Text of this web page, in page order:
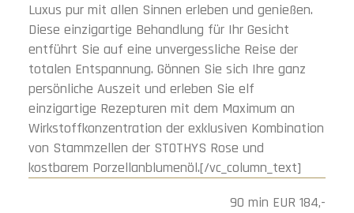
Luxus pur mit allen Sinnen erleben und genießen.
Diese einzigartige Behandlung für Ihr Gesicht
entführt Sie auf eine unvergessliche Reise der
totalen Entspannung. Gönnen Sie sich Ihre ganz
persönliche Auszeit und erleben Sie elf
einzigartige Rezepturen mit dem Maximum an
Wirkstoffkonzentration der exklusiven Kombination
von Stammzellen der STOTHYS Rose und
kostbarem Porzellanblumenöl.[/vc_column_text]
90 min EUR 184,-